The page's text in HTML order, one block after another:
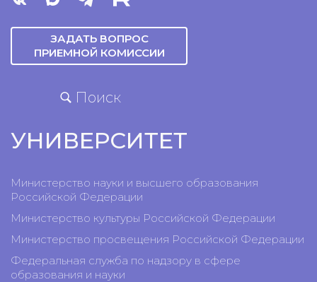
ЗАДАТЬ ВОПРОС
ПРИЕМНОЙ КОМИССИИ
Поиск
УНИВЕРСИТЕТ
Министерство науки и высшего образования
Российской Федерации
Министерство культуры Российской Федерации
Министерство просвещения Российской Федерации
Федеральная служба по надзору в сфере
образования и науки